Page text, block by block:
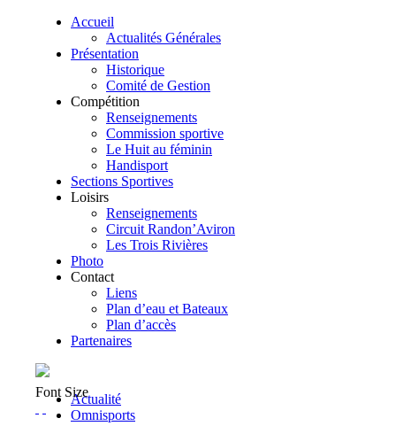
Accueil
Actualités Générales
Présentation
Historique
Comité de Gestion
Compétition
Renseignements
Commission sportive
Le Huit au féminin
Handisport
Sections Sportives
Loisirs
Renseignements
Circuit Randon’Aviron
Les Trois Rivières
Photo
Contact
Liens
Plan d’eau et Bateaux
Plan d’accès
Partenaires
Actualité
Omnisports
Font Size